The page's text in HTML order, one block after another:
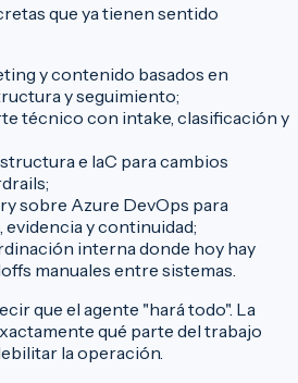
que ya tienen sentido
y contenido basados en
y seguimiento;
técnico con intake, clasificación y
e IaC para cambios
sobre Azure DevOps para
y continuidad;
interna donde hoy hay
manuales entre sistemas.
que el agente "hará todo". La
qué parte del trabajo
la operación.